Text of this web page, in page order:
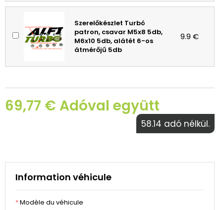
Szerelőkészlet Turbó
patron, csavar M5x8 5db,
M6x10 5db, alátét 6-os
átmérőjű 5db
9.9 €
69,77 € Adóval együtt
58.14 adó nélkül.
Information véhicule
*Modèle du véhicule